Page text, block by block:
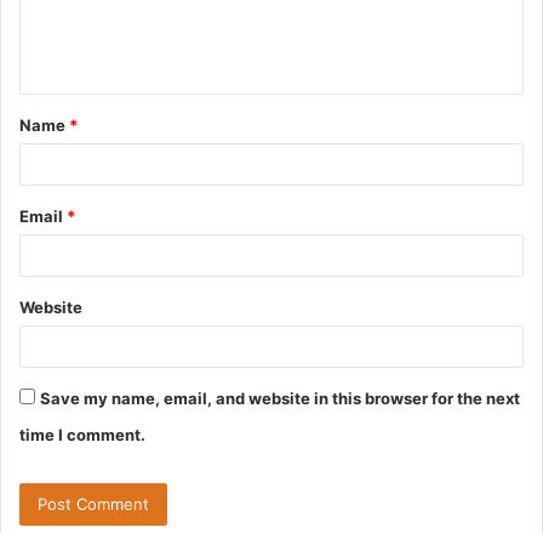
t
*
Name *
Email *
Website
Save my name, email, and website in this browser for the next
time I comment.